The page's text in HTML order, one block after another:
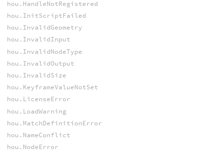
hou.HandleNotRegistered
hou.InitScriptFailed
hou.InvalidGeometry
hou.InvalidInput
hou.InvalidNodeType
hou.InvalidOutput
hou.InvalidSize
hou.KeyframeValueNotSet
hou.LicenseError
hou.LoadWarning
hou.MatchDefinitionError
hou.NameConflict
hou.NodeError